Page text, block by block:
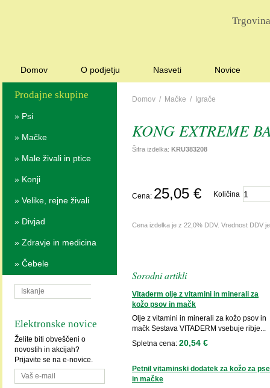
Domov O podjetju Nasveti Novice
Prodajne skupine
» Psi
» Mačke
» Male živali in ptice
» Konji
» Velike, rejne živali
» Divjad
» Zdravje in medicina
» Čebele
Elektronske novice
Želite biti obveščeni o
novostih in akcijah?
Prijavite se na e-novice.
Domov / Mačke / Igrače
KONG EXTREME
Šifra izdelka: KRU383208
Cena: 25,05 € Količina
Cena izdelka je z 22,0% DDV. Vrednost DDV
Sorodni artikli
Vitaderm olje z vitamini in minerali za
kožo psov in mačk
Olje z vitamini in minerali za kožo psov in
mačk Sestava VITADERM vsebuje ribje...
Spletna cena: 20,54 €
Petnil vitaminski dodatek za kožo za pse
in mačke